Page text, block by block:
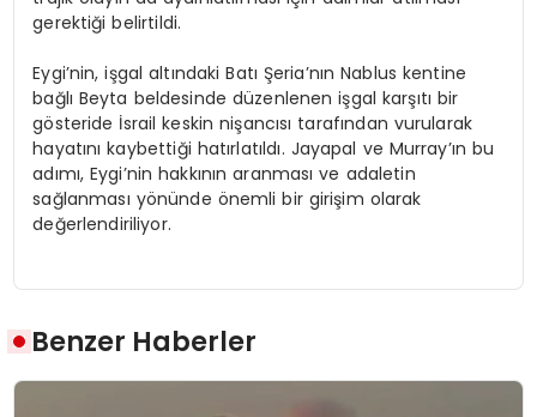
gerektiği belirtildi.
Eygi’nin, işgal altındaki Batı Şeria’nın Nablus kentine
bağlı Beyta beldesinde düzenlenen işgal karşıtı bir
gösteride İsrail keskin nişancısı tarafından vurularak
hayatını kaybettiği hatırlatıldı. Jayapal ve Murray’ın bu
adımı, Eygi’nin hakkının aranması ve adaletin
sağlanması yönünde önemli bir girişim olarak
değerlendiriliyor.
Benzer Haberler